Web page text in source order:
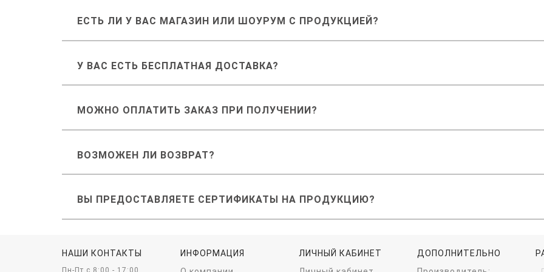
ЕСТЬ ЛИ У ВАС МАГАЗИН ИЛИ ШОУРУМ С ПРОДУКЦИЕЙ?
У ВАС ЕСТЬ БЕСПЛАТНАЯ ДОСТАВКА?
МОЖНО ОПЛАТИТЬ ЗАКАЗ ПРИ ПОЛУЧЕНИИ?
ВОЗМОЖЕН ЛИ ВОЗВРАТ?
ВЫ ПРЕДОСТАВЛЯЕТЕ СЕРТИФИКАТЫ НА ПРОДУКЦИЮ?
НАШИ КОНТАКТЫ
Пн-Пт c 8:00 - 17:00
ИНФОРМАЦИЯ
ЛИЧНЫЙ КАБИНЕТ
ДОПОЛНИТЕЛЬНО